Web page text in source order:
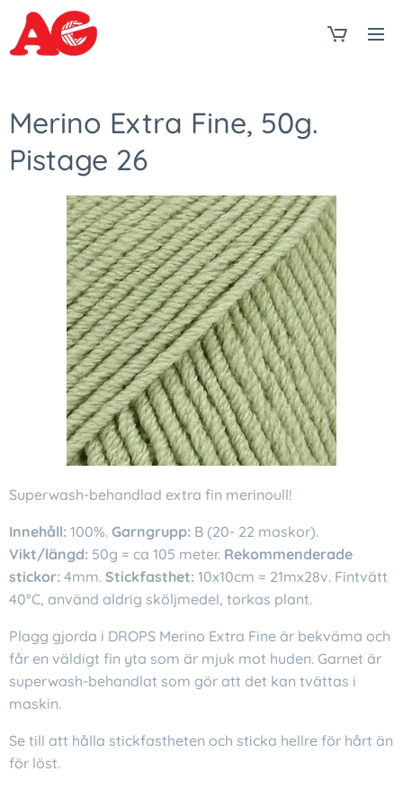
Merino Extra Fine, 50g.
Pistage 26
Superwash-behandlad extra fin merinoull!
Innehåll: 100%. Garngrupp: B (20- 22 maskor).
Vikt/längd: 50g = ca 105 meter. Rekommenderade
stickor: 4mm. Stickfasthet: 10x10cm = 21mx28v. Fintvätt
40°C, använd aldrig sköljmedel, torkas plant.
Plagg gjorda i DROPS Merino Extra Fine är bekväma och
får en väldigt fin yta som är mjuk mot huden. Garnet är
superwash-behandlat som gör att det kan tvättas i
maskin.
Se till att hålla stickfastheten och sticka hellre för hårt än
för löst.